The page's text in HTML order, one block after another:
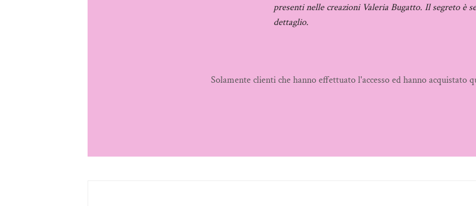
presenti nelle creazioni Valeria Bugatto. Il segreto è
dettaglio.
Solamente clienti che hanno effettuato l'accesso ed hanno acquistato